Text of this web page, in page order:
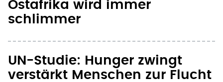
Ostafrika wird immer
schlimmer
UN-Studie: Hunger zwingt
verstärkt Menschen zur Flucht